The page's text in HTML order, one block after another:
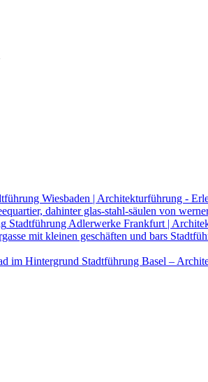
Wiesbaden | Architekturführung -
Stadtführung Adlerwerke Frankfurt |
Stadtführung Basel –